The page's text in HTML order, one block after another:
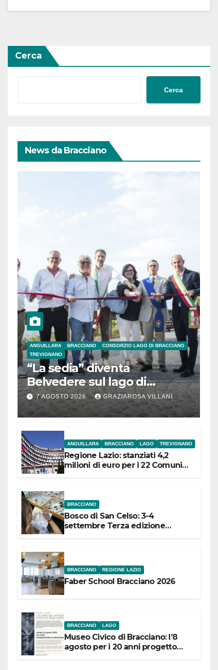
Cerca
Cerca
News da Bracciano
ANGUILLARA BRACCIANO
CONSORZIO LAGO DI BRACCIANO
TREVIGNANO
“La sedia” diventa
Belvedere sul lago di
Bracciano: ieri
l’inaugurazione
7 AGOSTO 2026 GRAZIAROSA VILLANI
ANGUILLARA BRACCIANO LAGO TREVIGNANO
Regione Lazio: stanziati 4,2
milioni di euro per i 22 Comuni
BRACCIANO
Bosco di San Celso: 3-4
settembre Terza edizione
BRACCIANO REGIONE LAZIO
Faber School Bracciano 2026
BRACCIANO LAGO
Museo Civico di Bracciano: l’8
agosto per i 20 anni progetto